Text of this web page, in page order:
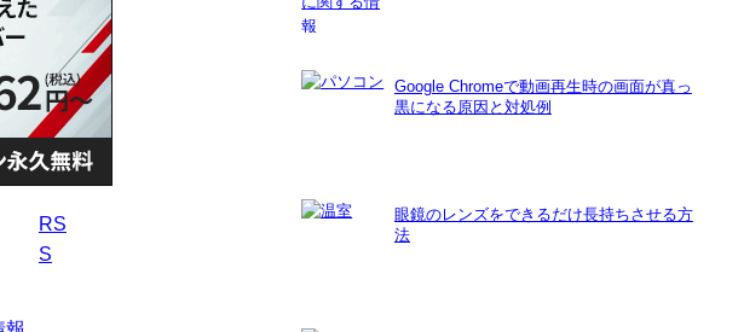
RS
S
Google Chromeで動画再生時の画面が真っ
黒になる原因と対処例
眼鏡のレンズをできるだけ長持ちさせる方
法